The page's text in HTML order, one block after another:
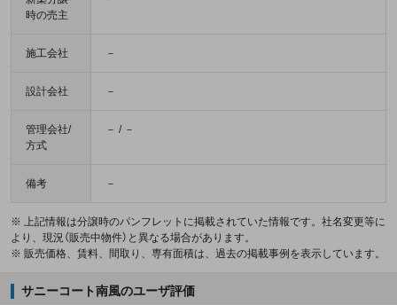
時の売主
施工会社 －
設計会社 －
管理会社/
方式
－ / －
備考 －
※ 上記情報は分譲時のパンフレットに掲載されていた情報です。社名変更等に
より、現況（販売中物件）と異なる場合があります。
※ 販売価格、賃料、間取り、専有面積は、過去の掲載事例を表示しています。
サニーコート南風のユーザ評価